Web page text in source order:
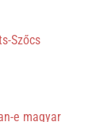
Szőcs
e magyar